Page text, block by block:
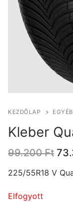
KEZDŐLAP EGYÉB
Kleber
99.200Ft
225/55R18 V
Elfogyott